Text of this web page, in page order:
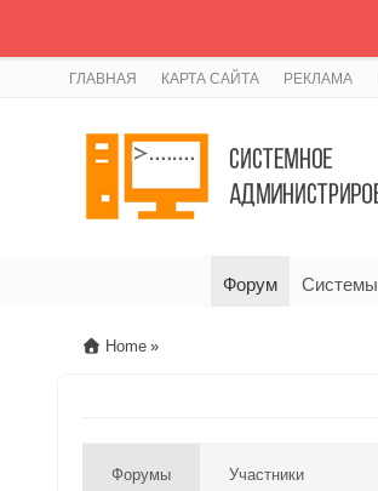
ГЛАВНАЯ КАРТА САЙТА РЕКЛАМА
Форум Системы
Home »
Форумы Участники